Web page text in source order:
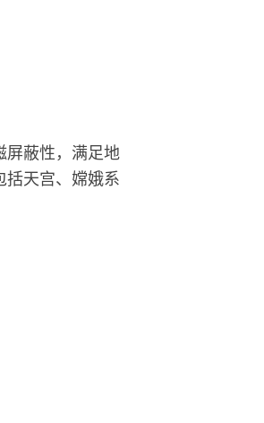
蔽性，满足地
括天宫、嫦娥系